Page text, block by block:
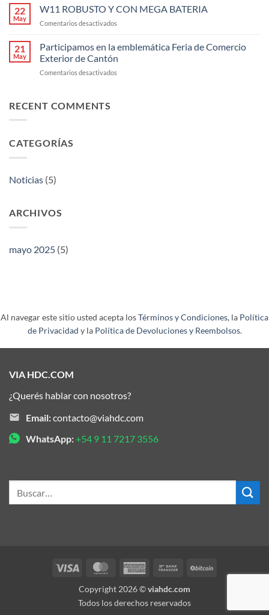
de
HOTWAV
Note
el
Hyper
7
22
May
W11 ROBUSTO Y CON MEGA BATERIA
Comentarios desactivados
ROBUSTO
Y
CON
MEGA
21
May
Participamos en la emblemática Feria de Comercio
Exterior de Cantón
Comentarios desactivados
RECENT COMMENTS
CATEGORÍAS
Noticias (5)
ARCHIVOS
mayo 2025 (5)
Al navegar este sitio usted acepta losTérminos y Condiciones, la Política
de Privacidad y la Política de Devoluciones y Reembolsos.
VIA HDC.COM
¿Querés hablar con nosotros?
Email:contacto@viahdc.com
WhatsApp:+54 9 11 7217 3556
Visa MasterCardAmerican
Bank
Copyright 2026 ©viahdc.com
Todos los derechos reservados